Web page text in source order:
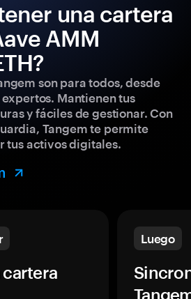
una cartera
AMM
son para todos, desde
Mantienen tus
y fáciles de gestionar. Con
Tangem te permite
tus activos digitales.
Luego